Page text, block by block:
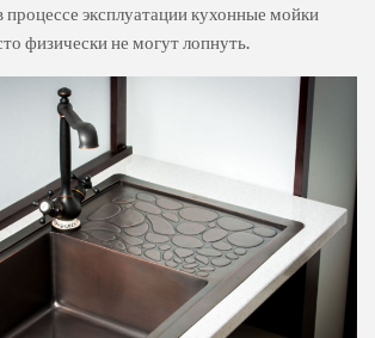
процессе эксплуатации кухонные мойки
физически не могут лопнуть.